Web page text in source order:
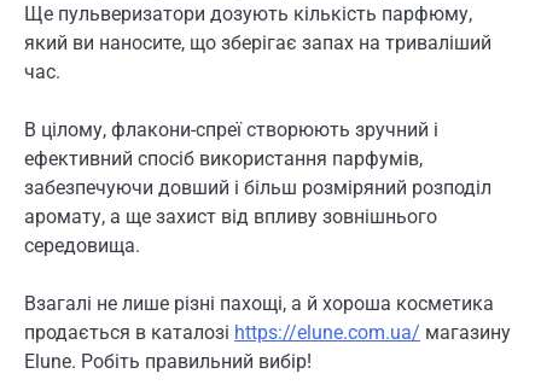
Ще пульверизатори дозують кількість парфюму,
який ви наносите, що зберігає запах на триваліший
час.
В цілому, флакони-спреї створюють зручний і
ефективний спосіб використання парфумів,
забезпечуючи довший і більш розміряний розподіл
аромату, а ще захист від впливу зовнішнього
середовища.
Взагалі не лише різні пахощі, а й хороша косметика
продається в каталозі https://elune.com.ua/ магазину
Elune. Робіть правильний вибір!